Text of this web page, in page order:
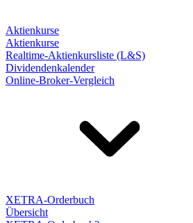
Aktienkurse
Aktienkurse
Realtime-Aktienkursliste (L&S)
Dividendenkalender
Online-Broker-Vergleich
XETRA-Orderbuch
Übersicht